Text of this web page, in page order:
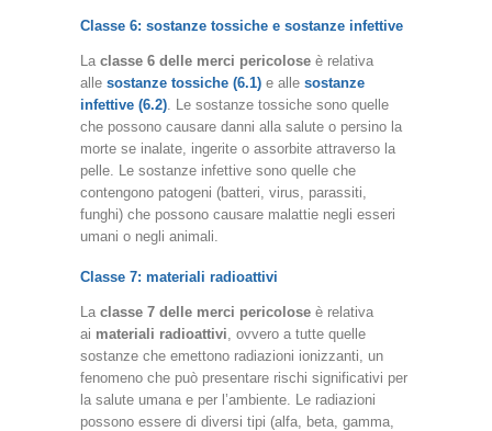
Classe 6: sostanze tossiche e sostanze infettive
La classe 6 delle merci pericoloseè relativa
alle sostanze tossiche (6.1)e alle sostanze
infettive (6.2). Le sostanze tossiche sono quelle
che possono causare danni alla salute o persino la
morte se inalate, ingerite o assorbite attraverso la
pelle. Le sostanze infettive sono quelle che
contengono patogeni (batteri, virus, parassiti,
funghi) che possono causare malattie negli esseri
umani o negli animali.
Classe 7: materiali radioattivi
La classe 7 delle merci pericoloseè relativa
ai materiali radioattivi , ovvero a tutte quelle
sostanze che emettono radiazioni ionizzanti, un
fenomeno che può presentare rischi significativi per
la salute umana e per l’ambiente. Le radiazioni
possono essere di diversi tipi (alfa, beta, gamma,